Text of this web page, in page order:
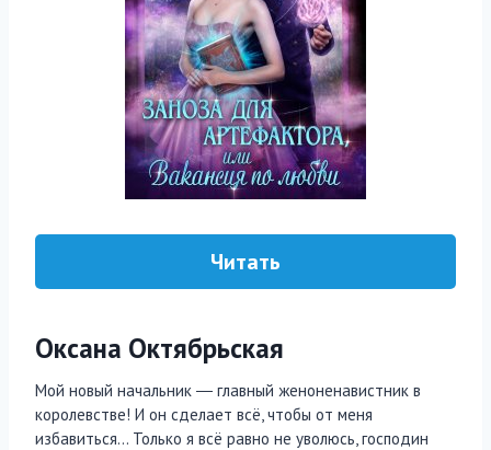
Читать
Оксана Октябрьская
Мой новый начальник ― главный женоненавистник в
королевстве! И он сделает всё, чтобы от меня
избавиться… Только я всё равно не уволюсь, господин